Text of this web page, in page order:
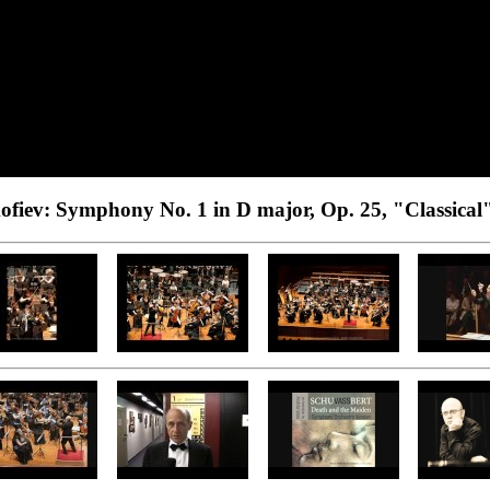
Symphony No. 1 in D major, Op. 25,